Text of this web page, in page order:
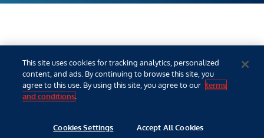
This site uses cookies for tracking analytics, personalized
content, and ads. By continuing to browse this site, you
agree to this use. By using this site, you agree to our terms
and conditions
Cookies Settings Accept All Cookies